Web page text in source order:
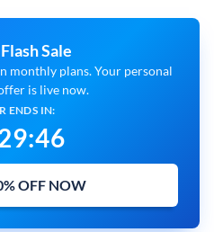
Flash Sale
monthly plans. Your personal
is live now.
ENDS IN:
:45
OFF NOW